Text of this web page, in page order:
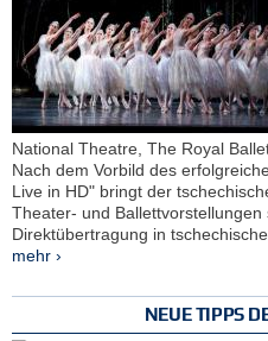
National Theatre, The Royal
Nach dem Vorbild des
Live in HD" bringt der
Theater- und
Direktübertragung in tschechische
mehr ›
NEUE TIPPS